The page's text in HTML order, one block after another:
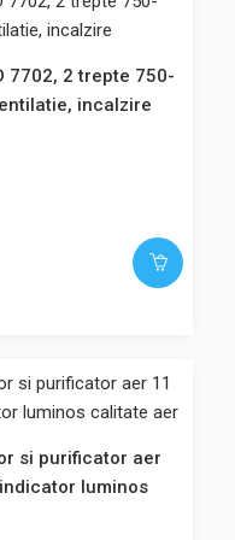
ION HEPA 50 mp
etc. Fabricat in
schimbarea filtrului de
standard
echipat cu un senzor
7702, 2 trepte 750-
incalzire
si purificator aer
luminos